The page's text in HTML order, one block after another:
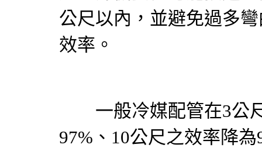
公尺以內，並避免過多
效率。
一般冷媒配管在3公尺
97%、10公尺之效率降